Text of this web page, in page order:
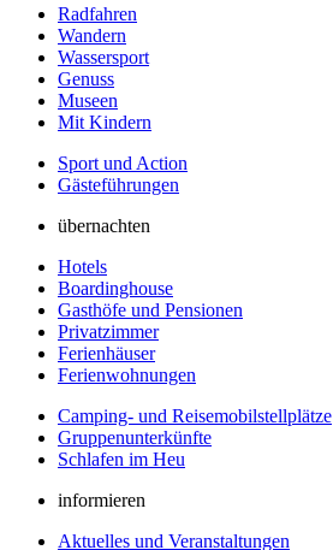
Radfahren
Wandern
Wassersport
Genuss
Museen
Mit Kindern
Sport und Action
Gästeführungen
übernachten
Hotels
Boardinghouse
Gasthöfe und Pensionen
Privatzimmer
Ferienhäuser
Ferienwohnungen
Camping- und Reisemobilstellplätze
Gruppenunterkünfte
Schlafen im Heu
informieren
Aktuelles und Veranstaltungen